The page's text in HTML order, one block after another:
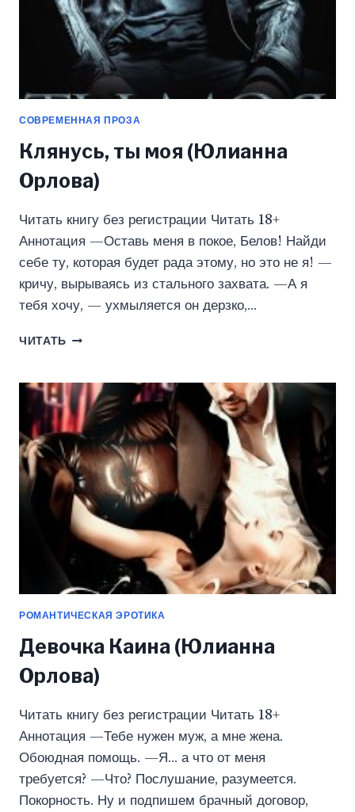
СОВРЕМЕННАЯ ПРОЗА
Клянусь, ты моя (Юлианна
Орлова)
Читать книгу без регистрации Читать 18+
Аннотация —Оставь меня в покое, Белов! Найди
себе ту, которая будет рада этому, но это не я! —
кричу, вырываясь из стального захвата. —А я
тебя хочу, — ухмыляется он дерзко,…
ЧИТАТЬ КЛЯНУСЬ,
(ЮЛИАННА
ОРЛОВА)
РОМАНТИЧЕСКАЯ ЭРОТИКА
Девочка Каина (Юлианна
Орлова)
Читать книгу без регистрации Читать 18+
Аннотация —Тебе нужен муж, а мне жена.
Обоюдная помощь. —Я… а что от меня
требуется? —Что? Послушание, разумеется.
Покорность. Ну и подпишем брачный договор,